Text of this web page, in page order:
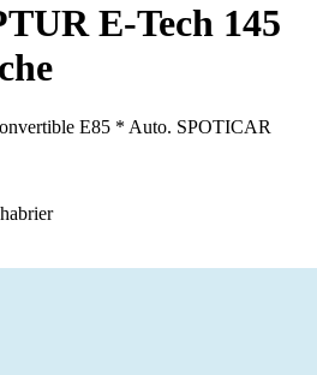
E-Tech 145
E85 * Auto. SPOTICAR